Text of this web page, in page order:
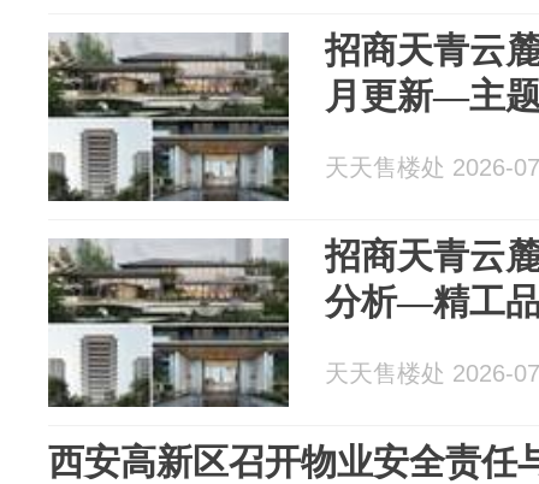
招商天青云
月更新—主
天天售楼处 2026-
招商天青云
分析—精工
天天售楼处 2026-
西安高新区召开物业安全责任